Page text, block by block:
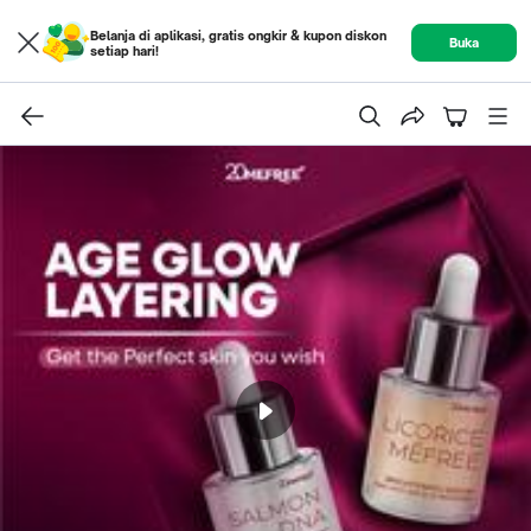
Belanja di aplikasi, gratis ongkir & kupon diskon
setiap hari!
Buka